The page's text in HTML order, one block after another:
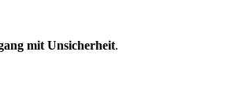
mit Unsicherheit.